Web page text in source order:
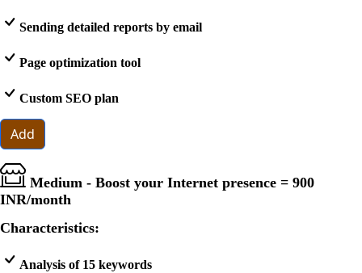
Sending detailed reports by email
Page optimization tool
Custom SEO plan
Add
Medium - Boost your Internet presence = 900
INR/month
Characteristics:
Analysis of 15 keywords